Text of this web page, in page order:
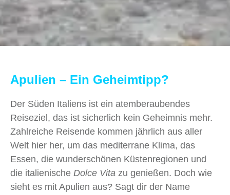
Apulien – Ein Geheimtipp?
Der Süden Italiens ist ein atemberaubendes
Reiseziel, das ist sicherlich kein Geheimnis mehr.
Zahlreiche Reisende kommen jährlich aus aller
Welt hier her, um das mediterrane Klima, das
Essen, die wunderschönen Küstenregionen und
die italienische Dolce Vita zu genießen. Doch wie
sieht es mit Apulien aus? Sagt dir der Name